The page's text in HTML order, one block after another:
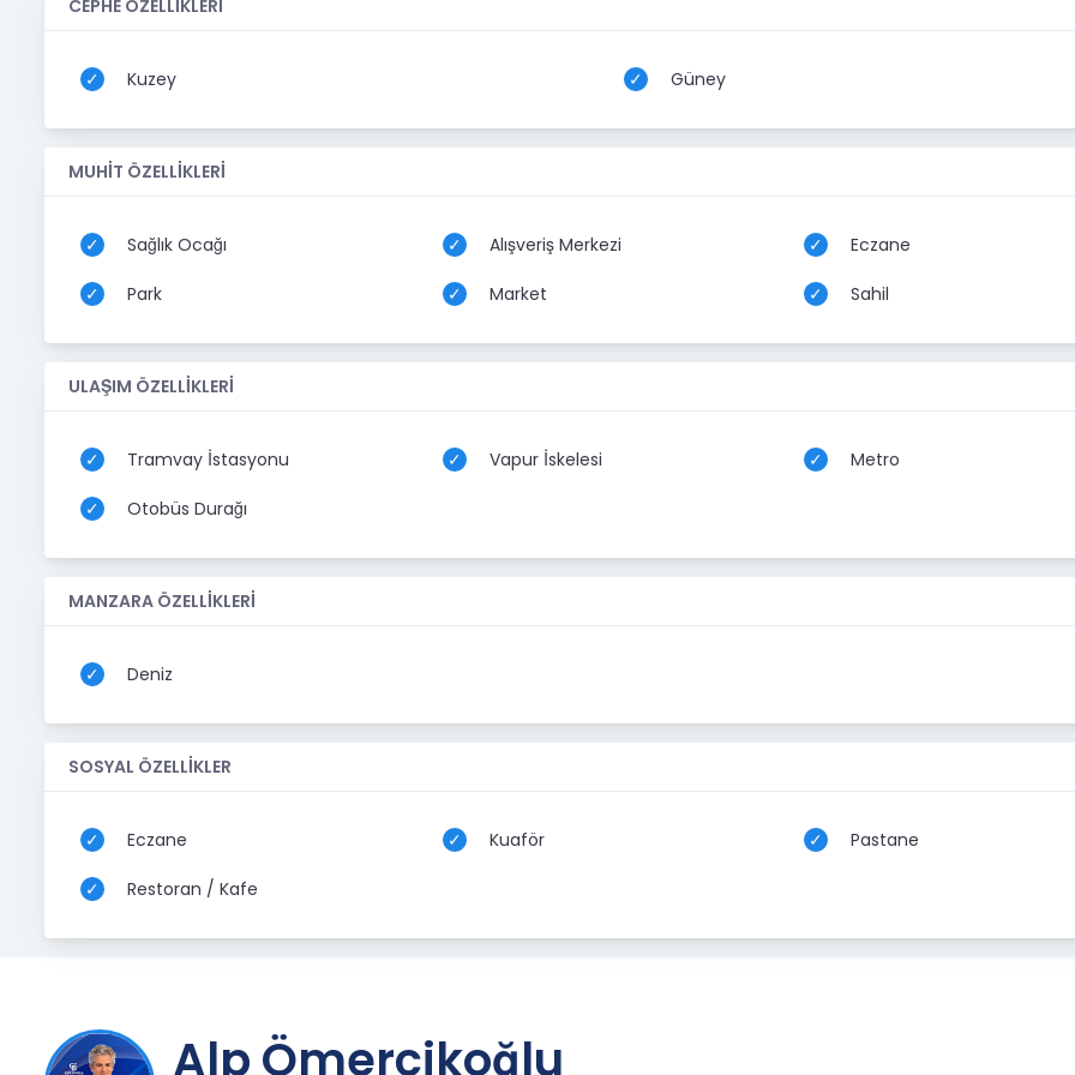
CEPHE ÖZELLİKLERİ
Kuzey Güney
MUHİT ÖZELLİKLERİ
Sağlık Ocağı Alışveriş Merkezi Eczane
Park Market Sahil
ULAŞIM ÖZELLİKLERİ
Tramvay İstasyonu Vapur İskelesi Metro
Otobüs Durağı
MANZARA ÖZELLİKLERİ
Deniz
SOSYAL ÖZELLİKLER
Eczane Kuaför Pastane
Restoran / Kafe
Alp Ömercikoğlu